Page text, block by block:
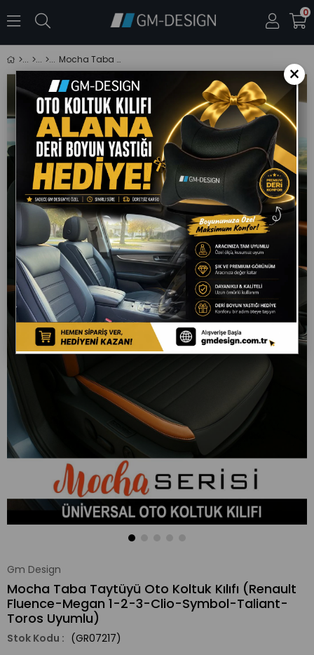
0
Mocha Taba Taytüyü Oto Koltuk Kılıfı (Renault Fluence-Megan 1-2-3-Clio-Symbol-Taliant-Toros Uyumlu)
Gm Design
Mocha Taba Taytüyü Oto Koltuk Kılıfı (Renault
Fluence-Megan 1-2-3-Clio-Symbol-Taliant-
Toros Uyumlu)
(GR07217)
×